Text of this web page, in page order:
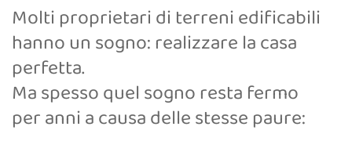
Molti proprietari di terreni edificabili
hanno un sogno: realizzare la casa
perfetta.
Ma spesso quel sogno resta fermo
per anni a causa delle stesse paure: